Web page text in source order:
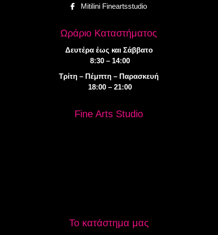
Mitilini Fineartsstudio
Ωράριο Καταστήματος
Δευτέρα έως και Σάββατο
8:30 – 14:00
Τρίτη – Πέμπτη – Παρασκευή
18:00 – 21:00
Fine Arts Studio
Το κατάστημα μας